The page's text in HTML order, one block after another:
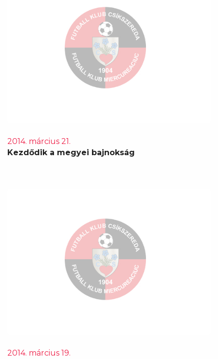
2014. március 21.
Kezdődik a megyei bajnokság
2014. március 19.